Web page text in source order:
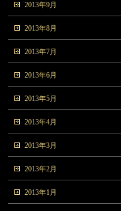
2013年9月
2013年8月
2013年7月
2013年6月
2013年5月
2013年4月
2013年3月
2013年2月
2013年1月